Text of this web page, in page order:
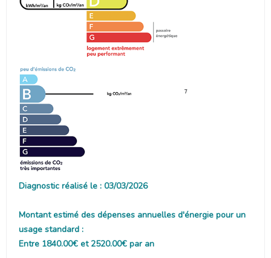
7
Diagnostic réalisé le : 03/03/2026
Montant estimé des dépenses annuelles d'énergie pour un
usage standard :
Entre 1840.00€ et 2520.00€ par an